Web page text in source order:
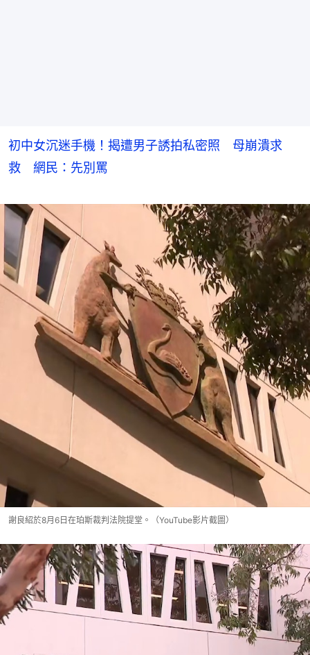
初中女沉迷手機！揭遭男子誘拍私密照 母崩潰求
救 網民：先別罵
謝良紹於8月6日在珀斯裁判法院提堂。（YouTube影片截圖）